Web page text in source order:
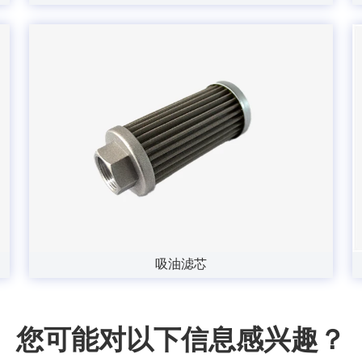
吸油滤芯
您可能对以下信息感兴趣？